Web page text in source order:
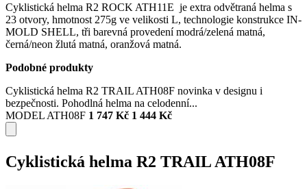
Cyklistická helma R2 ROCK ATH11E je extra odvětraná helma s
23 otvory, hmotnost 275g ve velikosti L, technologie konstrukce IN-
MOLD SHELL, tři barevná provedení modrá/zelená matná,
černá/neon žlutá matná, oranžová matná.
Podobné produkty
Cyklistická helma R2 TRAIL ATH08F novinka v designu i
bezpečnosti. Pohodlná helma na celodenní...
MODEL ATH08F 1 747 Kč 1 444 Kč
Cyklistická helma R2 TRAIL ATH08F